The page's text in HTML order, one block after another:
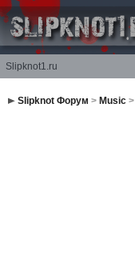
Slipknot1.ru
Slipknot Форум > Music>